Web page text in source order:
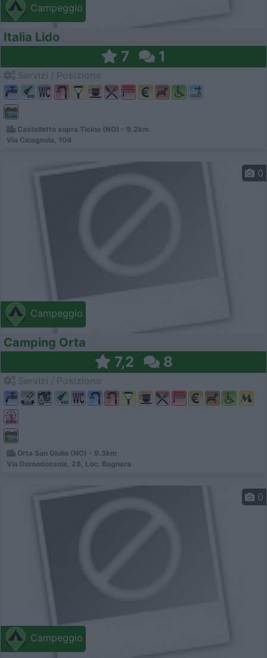
Campeggio
Italia Lido
7 1
Castelletto sopra Ticino (NO) - 9.2km
Via Cicognola, 104
Campeggio
0
Camping Orta
7,2 8
Orta San Giulio (NO) - 9.3km
Via Domodossola, 28, Loc. Bagnera
Campeggio
0